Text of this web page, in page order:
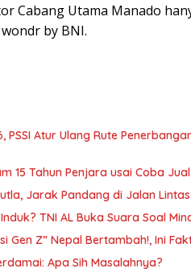
Cabang Utama Manado
by BNI.
PSSI Atur Ulang Rute
15 Tahun Penjara usai Coba
Jarak Pandang di Jalan
TNI AL Buka Suara Soal
Gen Z” Nepal Bertambah!, Ini
Apa Sih Masalahnya?